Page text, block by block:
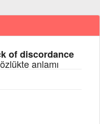
of discordance
anlamı